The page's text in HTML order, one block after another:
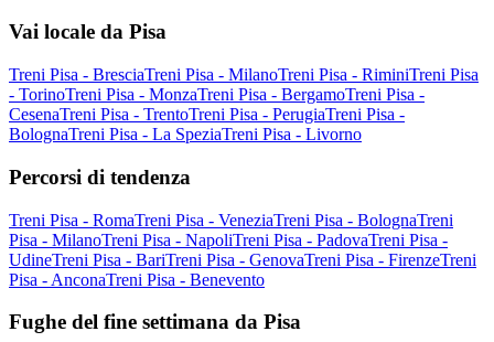
Vai locale da Pisa
Treni Pisa - BresciaTreni Pisa - MilanoTreni Pisa - RiminiTreni Pisa
- TorinoTreni Pisa - MonzaTreni Pisa - BergamoTreni Pisa -
CesenaTreni Pisa - TrentoTreni Pisa - PerugiaTreni Pisa -
BolognaTreni Pisa - La SpeziaTreni Pisa - Livorno
Percorsi di tendenza
Treni Pisa - RomaTreni Pisa - VeneziaTreni Pisa - BolognaTreni
Pisa - MilanoTreni Pisa - NapoliTreni Pisa - PadovaTreni Pisa -
UdineTreni Pisa - BariTreni Pisa - GenovaTreni Pisa - FirenzeTreni
Pisa - AnconaTreni Pisa - Benevento
Fughe del fine settimana da Pisa